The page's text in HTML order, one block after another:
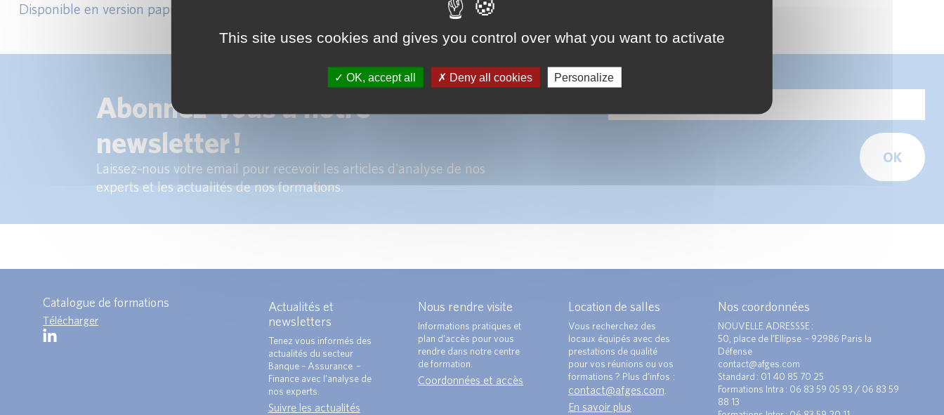
Disponible en version papier ou digitale à cette
Abonnez-vous à notre
newsletter !
Laissez-nous votre email pour recevoir les articles d'analyse de nos
experts et les actualités de nos formations.
OK
Catalogue de formations
Télécharger
Actualités et
newsletters
Tenez vous informés des
actualités du secteur
Banque – Assurance –
Finance avec l’analyse de
nos experts.
Suivre les actualités
Nous rendre visite
Informations pratiques et
plan d’accès pour vous
rendre dans notre centre
de formation.
Coordonnées et accès
Location de salles
Vous recherchez des
locaux équipés avec des
prestations de qualité
pour vos réunions ou vos
formations ? Plus d’infos :
contact@afges.com
En savoir plus
Nos coordonnées
NOUVELLE ADRESSSE :
50, place de l’Ellipse – 92986 Paris la
Défense
contact@afges.com
Standard : 01 40 85 70 25
Formations Intra : 06 83 59 05 93 / 06 83 59
88 13
This site uses cookies and gives you control over what you want to activate
OK, accept all Deny all cookies Personalize